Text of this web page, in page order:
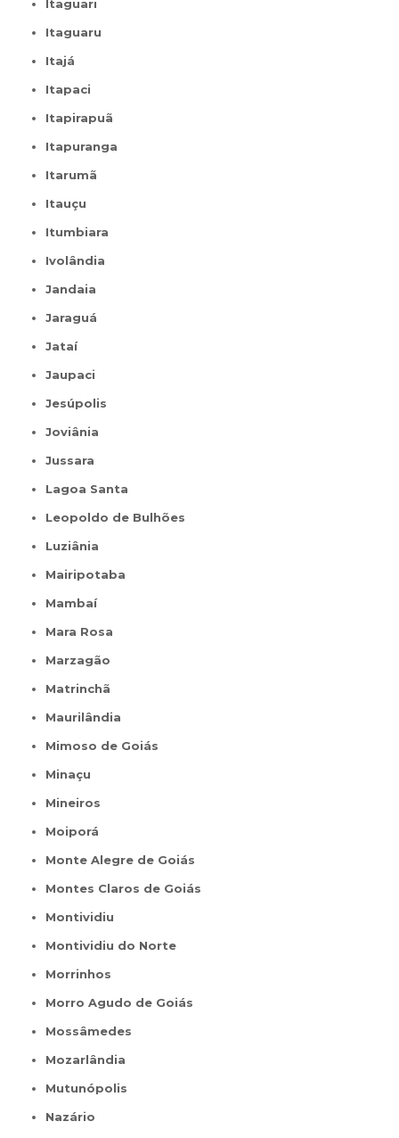
Itaguari
Itaguaru
Itajá
Itapaci
Itapirapuã
Itapuranga
Itarumã
Itauçu
Itumbiara
Ivolândia
Jandaia
Jaraguá
Jataí
Jaupaci
Jesúpolis
Joviânia
Jussara
Lagoa Santa
Leopoldo de Bulhões
Luziânia
Mairipotaba
Mambaí
Mara Rosa
Marzagão
Matrinchã
Maurilândia
Mimoso de Goiás
Minaçu
Mineiros
Moiporá
Monte Alegre de Goiás
Montes Claros de Goiás
Montividiu
Montividiu do Norte
Morrinhos
Morro Agudo de Goiás
Mossâmedes
Mozarlândia
Mutunópolis
Nazário